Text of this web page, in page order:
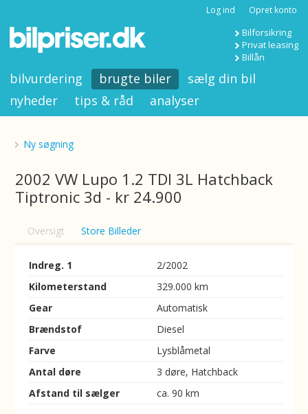
Log ind Opret konto
Bilforsikring
Privat leasing
Billån
bilvurdering brugte biler
sælg din bil
nyheder
tips & råd analyser
Ny søgning
2002 VW Lupo 1.2 TDI 3L Hatchback
Tiptronic 3d - kr 24.900
Oversigt Store Billeder
Indreg. 1
2/2002
Kilometerstand
329.000 km
Gear
Automatisk
Brændstof
Diesel
Farve
Lysblåmetal
Antal døre
3 døre, Hatchback
Afstand til sælger
ca. 90 km